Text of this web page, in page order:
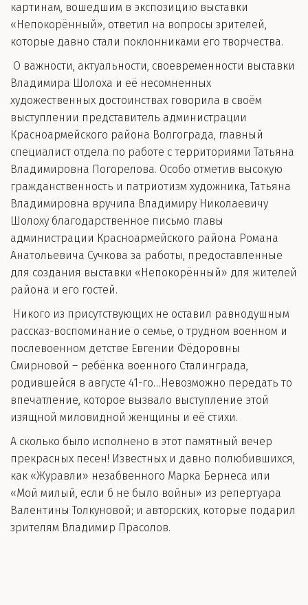
картинам, вошедшим в экспозицию выставки
«Непокорённый», ответил на вопросы зрителей,
которые давно стали поклонниками его творчества.
О важности, актуальности, своевременности выставки
Владимира Шолоха и её несомненных
художественных достоинствах говорила в своём
выступлении представитель администрации
Красноармейского района Волгограда, главный
специалист отдела по работе с территориями Татьяна
Владимировна Погорелова. Особо отметив высокую
гражданственность и патриотизм художника, Татьяна
Владимировна вручила Владимиру Николаевичу
Шолоху благодарственное письмо главы
администрации Красноармейского района Романа
Анатольевича Сучкова за работы, предоставленные
для создания выставки «Непокорённый» для жителей
района и его гостей.
Никого из присутствующих не оставил равнодушным
рассказ-воспоминание о семье, о трудном военном и
послевоенном детстве Евгении Фёдоровны
Смирновой – ребёнка военного Сталинграда,
родившейся в августе 41-го…Невозможно передать то
впечатление, которое вызвало выступление этой
изящной миловидной женщины и её стихи.
А сколько было исполнено в этот памятный вечер
прекрасных песен! Известных и давно полюбившихся,
как «Журавли» незабвенного Марка Бернеса или
«Мой милый, если б не было войны» из репертуара
Валентины Толкуновой; и авторских, которые подарил
зрителям Владимир Прасолов.